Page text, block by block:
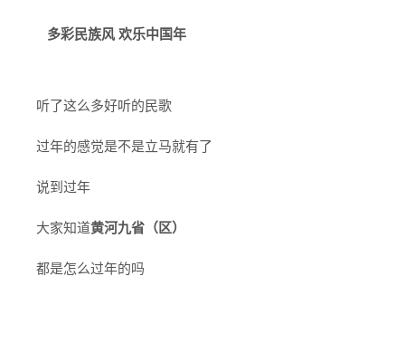
多彩民族风 欢乐中国年
听了这么多好听的民歌
过年的感觉是不是立马就有了
说到过年
大家知道黄河九省（区）
都是怎么过年的吗